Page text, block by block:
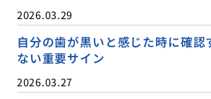
2026.03.29
自分の歯が黒いと感じた時に確認
ない重要サイン
2026.03.27